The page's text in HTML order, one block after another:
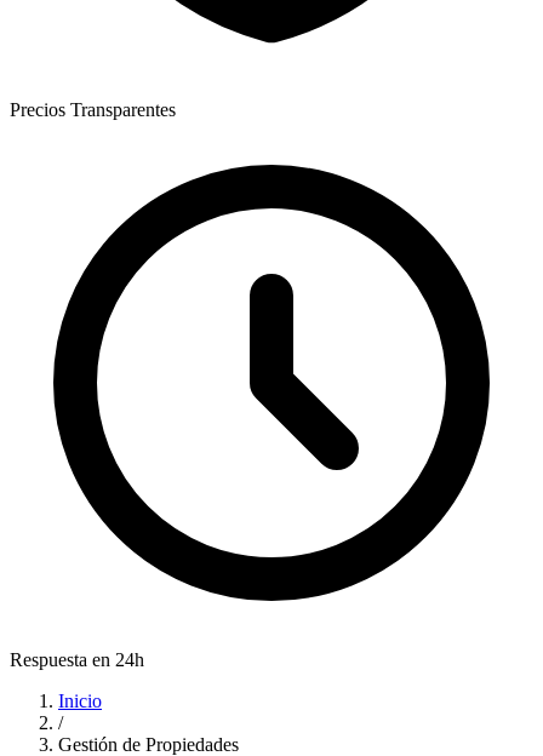
Precios Transparentes
Respuesta en 24h
Inicio
/
Gestión de Propiedades